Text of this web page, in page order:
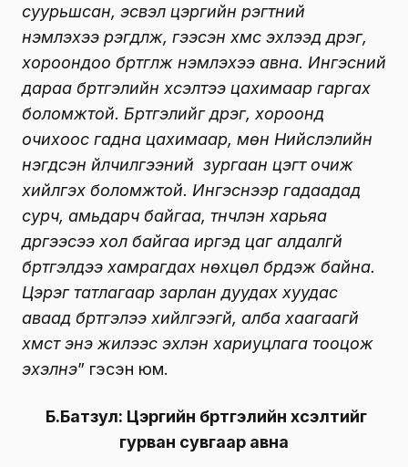
суурьшсан, эсвэл цэргийн үүрэгтний
үнэмлэхээ үрэгдүүлж, гээсэн хүмүүс эхлээд дүүрэг,
хороондоо бүртгүүлж үнэмлэхээ авна. Ингэсний
дараа бүртгэлийн хүсэлтээ цахимаар гаргах
боломжтой. Бүртгэлийг дүүрэг, хороонд
очихоос гадна цахимаар, мөн Нийслэлийн
нэгдсэн үйлчилгээний зургаан цэгт очиж
хийлгэх боломжтой. Ингэснээр гадаадад
сурч, амьдарч байгаа, түүнчлэн харьяа
дүүргээсээ хол байгаа иргэд цаг алдалгүй
бүртгэлдээ хамрагдах нөхцөл бүрдэж байна.
Цэрэг татлагаар зарлан дуудах хуудас
аваад бүртгэлээ хийлгээгүй, алба хаагаагүй
хүмүүст энэ жилээс эхлэн хариуцлага тооцож
эхэлнэ” гэсэн юм.
Б.Батзул: Цэргийн бүртгэлийн хүсэлтийг
гурван сувгаар авна